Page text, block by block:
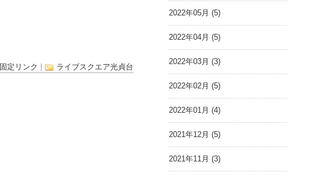
固定リンク ライブスクエア光貞台
2022年05月 (5)
2022年04月 (5)
2022年03月 (3)
2022年02月 (5)
2022年01月 (4)
2021年12月 (5)
2021年11月 (3)